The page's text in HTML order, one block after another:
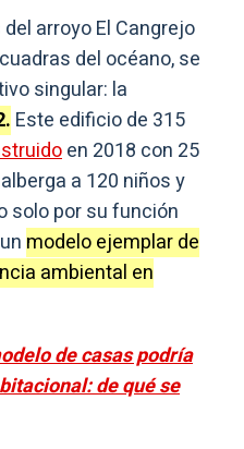
arroyo El Cangrejo
del océano, se
singular: la
Este edificio de 315
en 2018 con 25
a 120 niños y
solo por su función
modelo ejemplar de
ambiental en
de casas podría
de qué se